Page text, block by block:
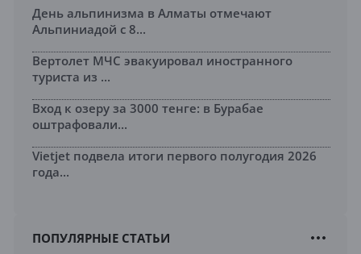
День альпинизма в Алматы отмечают
Альпиниадой с 8...
Вертолет МЧС эвакуировал иностранного
туриста из ...
Вход к озеру за 3000 тенге: в Бурабае
оштрафовали...
Vietjet подвела итоги первого полугодия 2026
года...
ПОПУЛЯРНЫЕ СТАТЬИ